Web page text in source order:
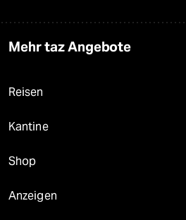
Mehr taz Angebote
Reisen
Kantine
Shop
Anzeigen